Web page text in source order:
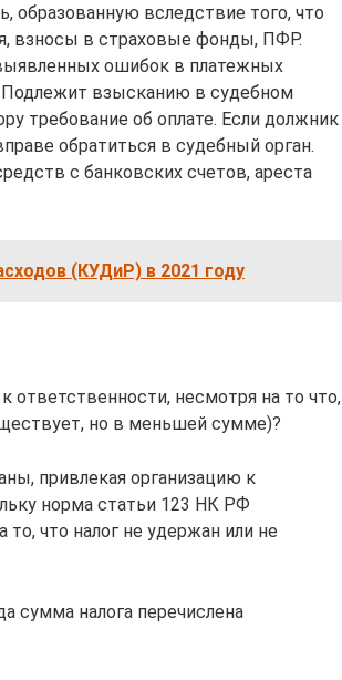
образованную вследствие того, что
взносы в страховые фонды, ПФР.
ошибок в платежных
взысканию в судебном
требование об оплате. Если должник
обратиться в судебный орган.
с банковских счетов, ареста
(КУДиР) в 2021 году
ответственности, несмотря на то что,
но в меньшей сумме)?
привлекая организацию к
норма статьи 123 НК РФ
что налог не удержан или не
сумма налога перечислена